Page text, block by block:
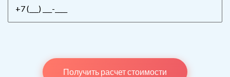
Получить расчет стоимости